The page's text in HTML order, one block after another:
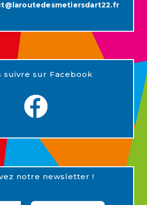
suivre sur Facebook
notre newsletter !